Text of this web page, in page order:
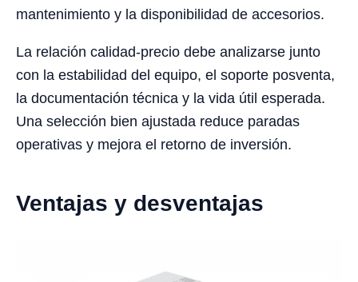
mantenimiento y la disponibilidad de accesorios.
La relación calidad-precio debe analizarse junto
con la estabilidad del equipo, el soporte posventa,
la documentación técnica y la vida útil esperada.
Una selección bien ajustada reduce paradas
operativas y mejora el retorno de inversión.
Ventajas y desventajas